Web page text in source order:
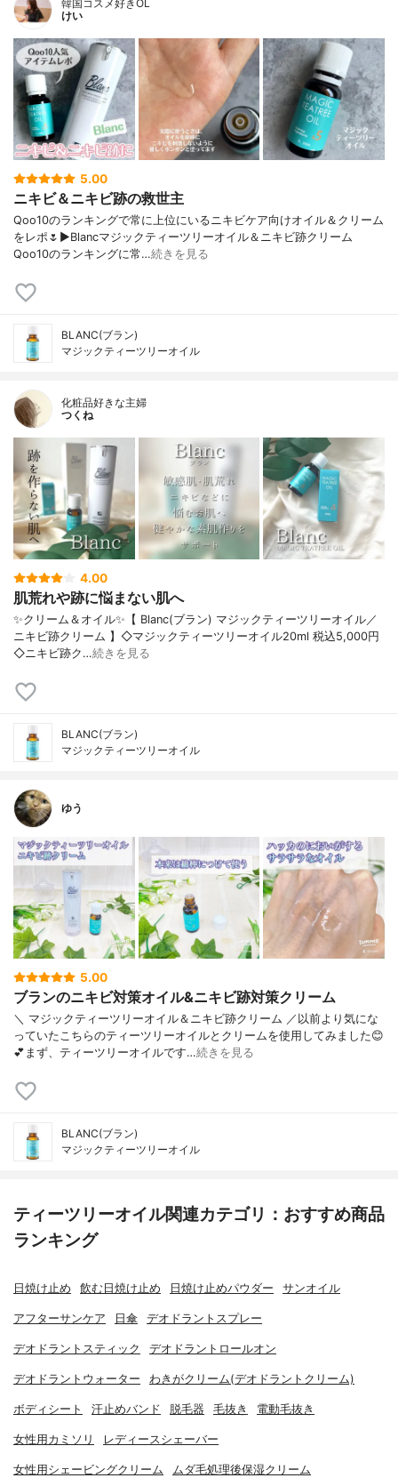
韓国コスメ好きOL
けい
5.00
ニキビ＆ニキビ跡の救世主
Qoo10のランキングで常に上位にいるニキビケア向けオイル＆クリーム
をレポ🌷▶︎Blancマジックティーツリーオイル＆ニキビ跡クリーム
Qoo10のランキングに常…続きを見る
BLANC(ブラン)
マジックティーツリーオイル
化粧品好きな主婦
つくね
4.00
肌荒れや跡に悩まない肌へ
✨クリーム＆オイル✨【 Blanc(ブラン) マジックティーツリーオイル／
ニキビ跡クリーム 】◇マジックティーツリーオイル20ml 税込5,000円
◇ニキビ跡ク…続きを見る
BLANC(ブラン)
マジックティーツリーオイル
ゆう
5.00
ブランのニキビ対策オイル&ニキビ跡対策クリーム
＼ マジックティーツリーオイル＆ニキビ跡クリーム ／以前より気にな
っていたこちらのティーツリーオイルとクリームを使用してみました😊
💕まず、ティーツリーオイルです…続きを見る
BLANC(ブラン)
マジックティーツリーオイル
ティーツリーオイル関連カテゴリ：おすすめ商品
ランキング
日焼け止め 飲む日焼け止め 日焼け止めパウダー サンオイル
アフターサンケア 日傘 デオドラントスプレー
デオドラントスティック デオドラントロールオン
デオドラントウォーター わきがクリーム(デオドラントクリーム)
ボディシート 汗止めバンド 脱毛器 毛抜き 電動毛抜き
女性用カミソリ レディースシェーバー
女性用シェービングクリーム ムダ毛処理後保湿クリーム